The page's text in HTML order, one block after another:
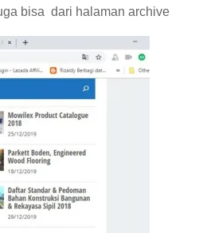
bisa dari halaman archive